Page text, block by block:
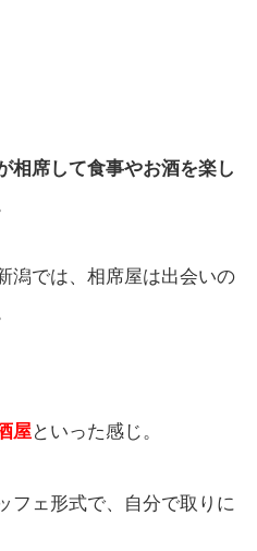
相席して食事やお酒を楽し
潟では、相席屋は出会いの
屋といった感じ。
フェ形式で、自分で取りに